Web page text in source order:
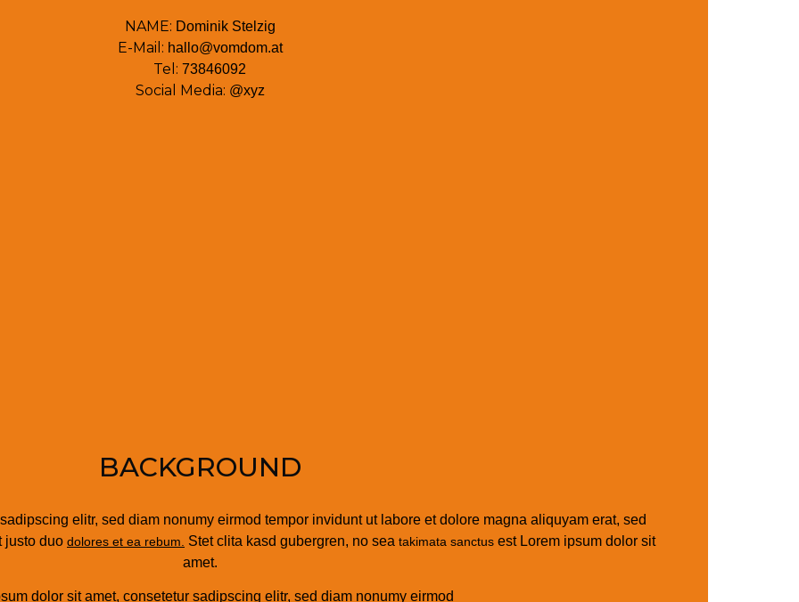
NAME: Dominik Stelzig
E-Mail: hallo@vomdom.at
Tel: 73846092
Social Media: @xyz
BACKGROUND
elitr, sed diam nonumy eirmod tempor invidunt ut labore et dolore magna aliquyam erat, sed
justo duo dolores et ea rebum. Stet clita kasd gubergren, no sea takimata sanctus est Lorem ipsum dolor sit
amet.
dolor sit amet, consetetur sadipscing elitr, sed diam nonumy eirmod